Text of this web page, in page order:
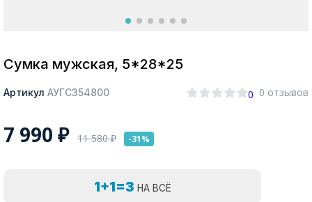
Сумка мужская, 5*28*25
Артикул АУГС354800 0 0 отзывов
7 990 ₽ 11 580₽ -31%
1+1=3 НА ВСЁ